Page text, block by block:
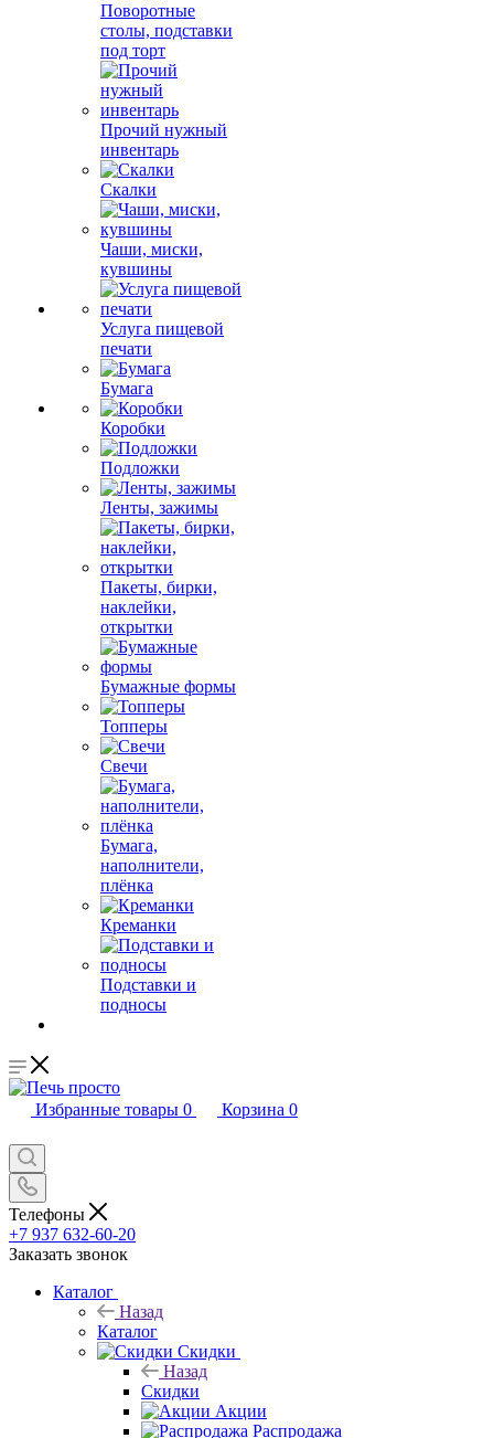
Поворотные
столы, подставки
под торт
Прочий нужный
инвентарь
Скалки
Чаши, миски,
кувшины
Услуга пищевой
печати
Бумага
Коробки
Подложки
Ленты, зажимы
Пакеты, бирки,
наклейки,
открытки
Бумажные формы
Топперы
Свечи
Бумага,
наполнители,
плёнка
Креманки
Подставки и
подносы
Избранные товары 0 Корзина 0
Телефоны
+7 937 632-60-20
Заказать звонок
Каталог
Назад
Каталог
Скидки
Назад
Скидки
Акции
Распродажа